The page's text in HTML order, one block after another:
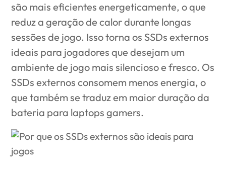
são mais eficientes energeticamente, o que
reduz a geração de calor durante longas
sessões de jogo. Isso torna os SSDs externos
ideais para jogadores que desejam um
ambiente de jogo mais silencioso e fresco. Os
SSDs externos consomem menos energia, o
que também se traduz em maior duração da
bateria para laptops gamers.